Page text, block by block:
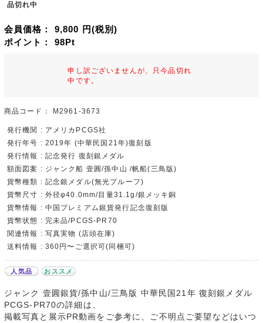
品切れ中
会員価格： 9,800 円(税別)
ポイント： 98Pt
申し訳ございませんが、只今品切れ
中です。
商品コード： M2961-3673
発行機関 : アメリカPCGS社
発行年号 : 2019年 (中華民国21年)復刻版
発行情報 : 記念発行 復刻銀メダル
額面図案 : ジャンク船 壹圓/孫中山 /帆船(三鳥版)
貨幣種類 : 記念銀メダル(無光プルーフ)
貨幣尺寸 : 外径φ40.0mm/目量31.1g/銀メッキ銅
貨幣情報 : 中国プレミアム銀貨発行記念復刻版
貨幣状態 : 完未品/PCGS-PR70
関連情報 : 写真実物 (店頭在庫)
送料情報 : 360円〜ご選択可(同梱可)
人気品 おススメ
ジャンク 壹圓銀貨/孫中山/三鳥版 中華民国21年 復刻銀メダル
PCGS-PR70の詳細は、
掲載写真と展示PR動画をご参考に、ご不明点ご要望などはいつ